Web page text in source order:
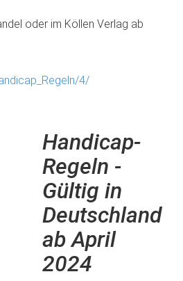
oder im Köllen Verlag ab
4/
Handicap-
Regeln -
Gültig in
Deutschland
ab April
2024